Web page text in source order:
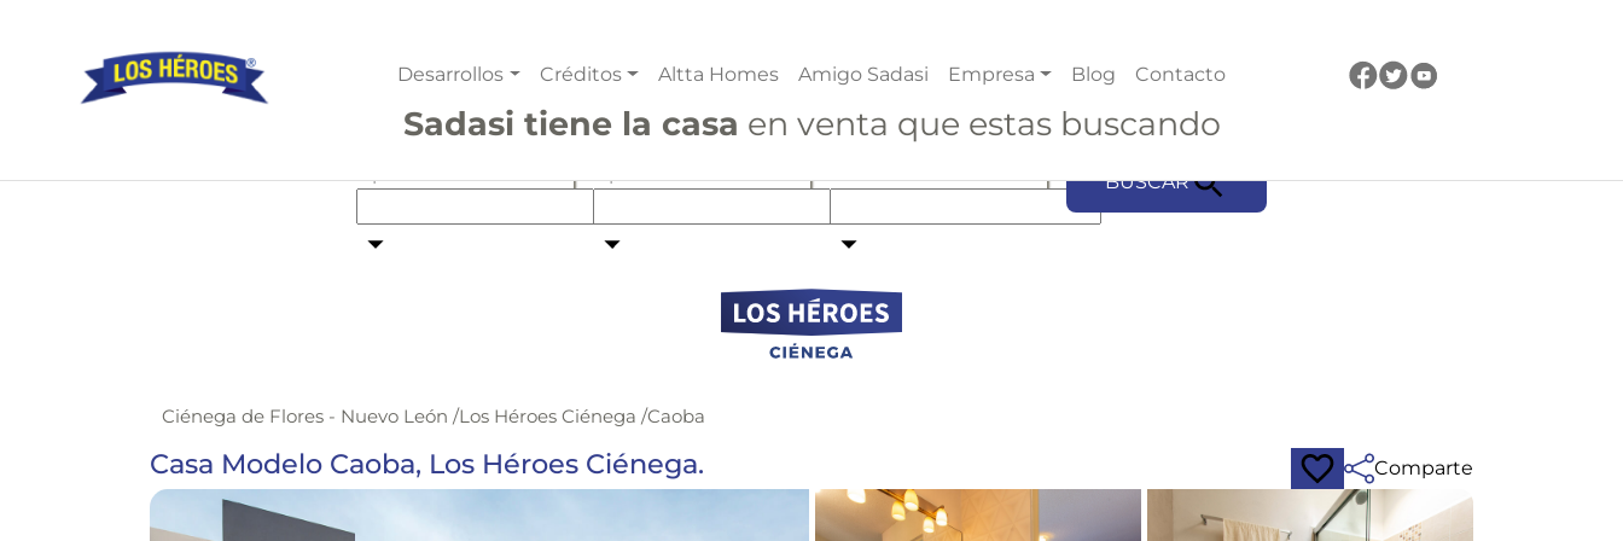
Desarrollos Créditos Altta Homes Amigo Sadasi Empresa Blog Contacto
Sadasi tiene la casa en venta que estas buscando
BUSCAR
Ciénega de Flores - Nuevo León /Los Héroes Ciénega /Caoba
Casa Modelo Caoba, Los Héroes Ciénega. Comparte